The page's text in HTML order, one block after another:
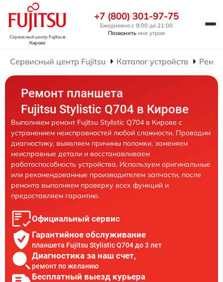
Сервисный центр Fujitsuв
Кирове
+7 (800) 301-97-75
Ежедневно с 9:00 до 21:00
Позвонить мне утром
Сервисный центр Fujitsu Каталог устройств
Ремонт планшета
Fujitsu Stylistic Q704 в Кирове
Выполняем ремонт Fujitsu Stylistic Q704 в Кирове с
устранением неисправностей любой сложности. Проводим
диагностику, выявляем причины поломки, заменяем
неисправные детали и восстанавливаем
работоспособность устройства. Используем оригинальные
или рекомендованные производителем запчасти, после
ремонта выполняем проверку всех функций и
предоставляем гарантию.
Официальный сервис
Гарантийное обслуживание
планшета Fujitsu Stylistic Q704 до 3 лет
Диагностика за наш счет,
ремонт по желанию
Бесплатный выезд курьера